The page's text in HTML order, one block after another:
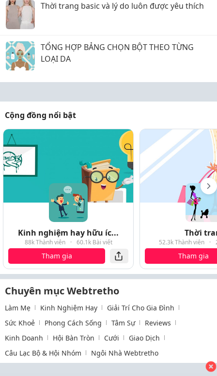
Thời trang basic và lý do luôn được yêu thích
TỔNG HỢP BẢNG CHỌN BỘT THEO TỪNG
LOẠI DA
Cộng đồng nổi bật
Kinh nghiệm hay hữu íc...
88k Thành viên · 60.1k Bài viết
Tham gia
Thời
52.3k Thành viên ·
Tham gia
Chuyên mục Webtretho
Làm Mẹ Kinh Nghiệm Hay
Giải Trí Cho Gia Đình
Sức Khoẻ
Phong Cách Sống Tâm Sự
Reviews
Kinh Doanh
Hội Bàn Tròn Cưới
Giao Dịch
Câu Lạc Bộ & Hội Nhóm
Ngôi Nhà Webtretho